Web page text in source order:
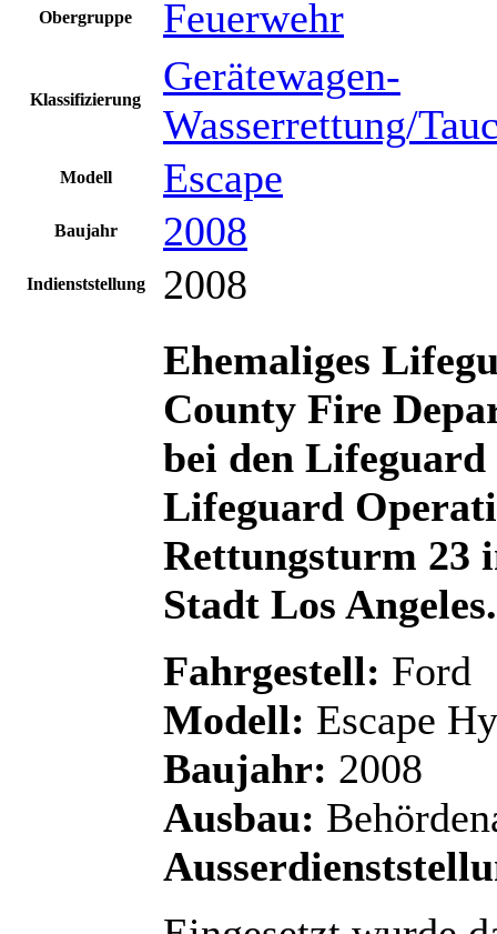
Obergruppe Feuerwehr
Klassifizierung
Gerätewagen-
Wasserrettung/
Modell Escape
Baujahr 2008
Indienststellung
2008
Ehemaliges
County Fire
bei den Lifeguard
Lifeguard
Rettungsturm 23
Stadt Los Angeles.
Fahrgestell: Ford
Modell: Escape
Baujahr: 2008
Ausbau: